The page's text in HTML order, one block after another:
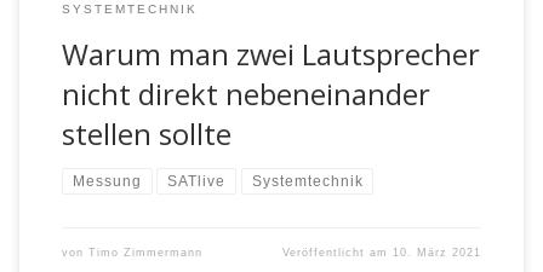
SYSTEMTECHNIK
Warum man zwei Lautsprecher
nicht direkt nebeneinander
stellen sollte
Messung SATlive Systemtechnik
von Timo Zimmermann Veröffentlicht am 10. März 2021